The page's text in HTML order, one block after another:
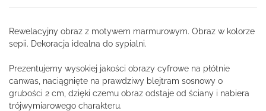
Rewelacyjny obraz z motywem marmurowym. Obraz w kolorze
sepii. Dekoracja idealna do sypialni.
Prezentujemy wysokiej jakości obrazy cyfrowe na płótnie
canwas, naciągnięte na prawdziwy blejtram sosnowy o
grubości 2 cm, dzięki czemu obraz odstaje od ściany i nabiera
trójwymiarowego charakteru.